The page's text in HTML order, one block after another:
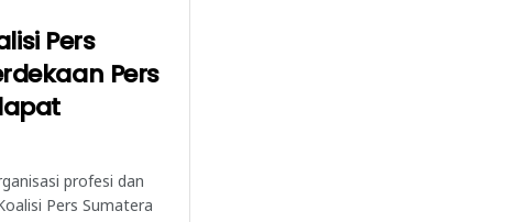
Pers
Pers
profesi dan
Pers Sumatera